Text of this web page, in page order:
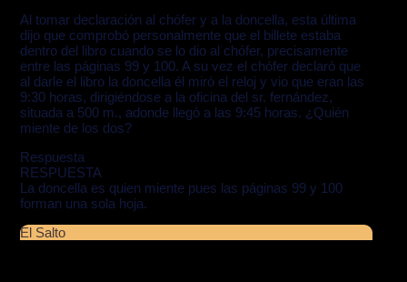
Al tomar declaración al chófer y a la doncella, esta última
dijo que comprobó personalmente que el billete estaba
dentro del libro cuando se lo dio al chófer, precisamente
entre las páginas 99 y 100. A su vez el chófer declaró que
al darle el libro la doncella él miró el reloj y vio que eran las
9:30 horas, dirigiéndose a la oficina del sr. fernández,
situada a 500 m., adonde llegó a las 9:45 horas. ¿Quién
miente de los dos?
Respuesta
RESPUESTA
La doncella es quien miente pues las páginas 99 y 100
forman una sola hoja.
El Salto